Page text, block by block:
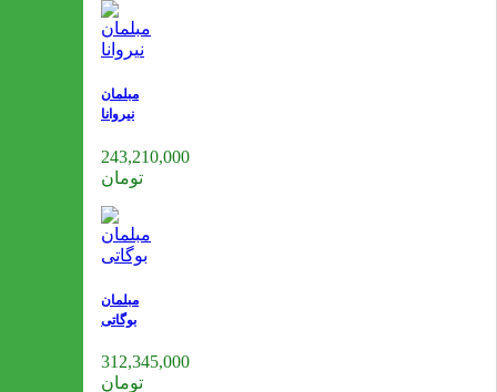
مبلمان
نیروانا
243,210,000
تومان
مبلمان
بوگاتی
312,345,000
تومان